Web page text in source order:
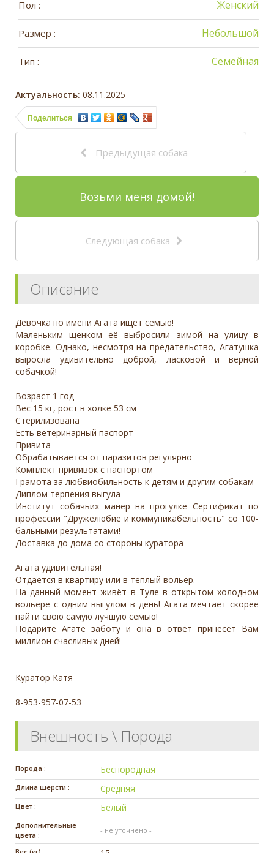
Пол : Женский
Размер : Небольшой
Тип : Семейная
Актуальность: 08.11.2025
Поделиться
Предыдущая собака
Возьми меня домой!
Следующая собака
Описание
Девочка по имени Агата ищет семью!
Маленьким щенком её выбросили зимой на улицу в
коробке. Однако, несмотря на предательство, Агатушка
выросла удивительно доброй, ласковой и верной
собачкой!
Возраст 1 год
Вес 15 кг, рост в холке 53 см
Стерилизована
Есть ветеринарный паспорт
Привита
Обрабатывается от паразитов регулярно
Комплект прививок с паспортом
Грамота за любвиобильность к детям и другим собакам
Диплом терпения выгула
Институт собачьих манер на прогулке Сертификат по
профессии "Дружелюбие и коммуникабельность" со 100-
бальными результатами!
Доставка до дома со стороны куратора
Агата удивительная!
Отдаётся в квартиру или в тёплый вольер.
На данный момент живёт в Туле в открытом холодном
вольере с одним выгулом в день! Агата мечтает скорее
найти свою самую лучшую семью!
Подарите Агате заботу и она в ответ принесёт Вам
миллион счасливых дней!
Куратор Катя
8-953-957-07-53
Внешность \ Порода
Порода : Беспородная
Длина шерсти : Средняя
Цвет : Белый
Дополнительные
цвета :
- не уточнено -